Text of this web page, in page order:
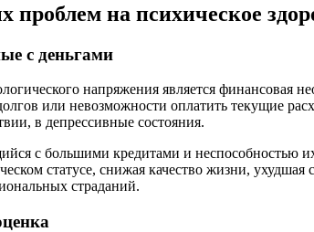
на психическое
с деньгами
напряжения является финансовая
или невозможности оплатить текущие
в депрессивные состояния.
с большими кредитами и неспособностью
статусе, снижая качество жизни,
страданий.